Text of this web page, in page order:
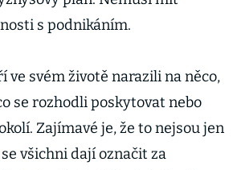
s podnikáním.
ve svém životě narazili na něco,
se rozhodli poskytovat nebo
Zajímavé je, že to nejsou jen
všichni dají označit za